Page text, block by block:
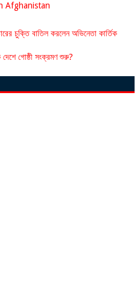
Afghanistan
চুক্তি বাতিল করলেন অভিনেতা কার্তিক
গোষ্ঠী সংক্রমণ শুরু?